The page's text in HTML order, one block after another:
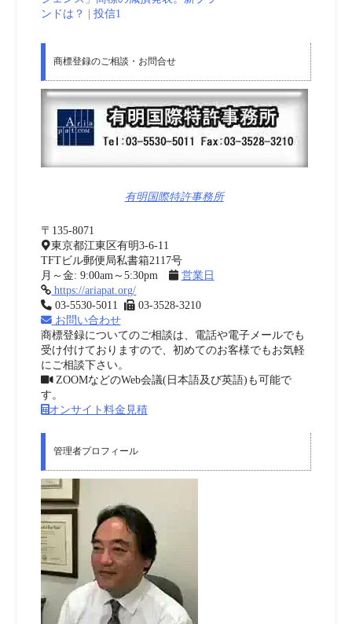
ンドは？ | 投信1
商標登録のご相談・お問合せ
有明国際特許事務所
〒135-8071
東京都江東区有明3-6-11
TFTビル郵便局私書箱2117号
月～金: 9:00am～5:30pm
営業日
https://ariapat.org/
03-5530-5011
03-3528-3210
お問い合わせ
商標登録についてのご相談は、電話や電子メールでも
受け付けておりますので、初めてのお客様でもお気軽
にご相談下さい。
ZOOMなどのWeb会議(日本語及び英語)も可能で
す。
オンサイト料金見積
管理者プロフィール